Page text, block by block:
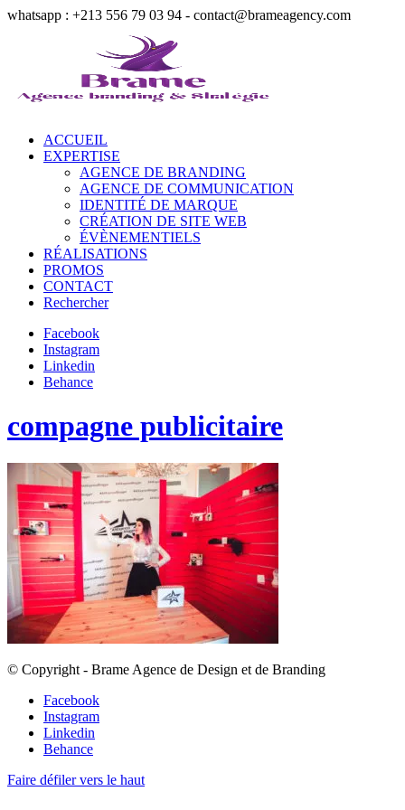
whatsapp : +213 556 79 03 94 - contact@brameagency.com
ACCUEIL
EXPERTISE
AGENCE DE BRANDING
AGENCE DE COMMUNICATION
IDENTITÉ DE MARQUE
CRÉATION DE SITE WEB
ÉVÈNEMENTIELS
RÉALISATIONS
PROMOS
CONTACT
Rechercher
Facebook
Instagram
Linkedin
Behance
compagne publicitaire
© Copyright - Brame Agence de Design et de Branding
Facebook
Instagram
Linkedin
Behance
Faire défiler vers le haut